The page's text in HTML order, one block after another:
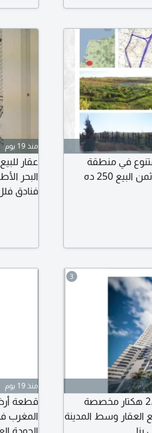
متنوع في منطقة
فلاحية في شمال المغرب بين مدينة العرائش أصيلا ثمن البيع 250 ده
منذ 19 يوم
البحر
3
عقار للبيع عبارة عن قطعة أرض محفضة. مساحة 2.5 هكتار مخصصة
العقار وسط المدينة
منذ 19 يوم
المغرب